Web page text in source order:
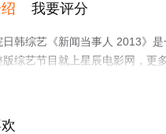
我要评分
日韩综艺《新闻当事人 2013》
综艺节目就上星辰电影网，更